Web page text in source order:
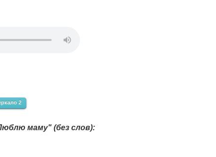
2
маму" (без слов):